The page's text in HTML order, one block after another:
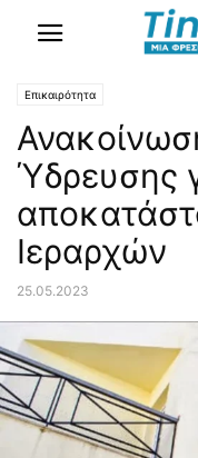
Επικαιρότητα
Ύδρευσης
Ιεραρχών
25.05.2023